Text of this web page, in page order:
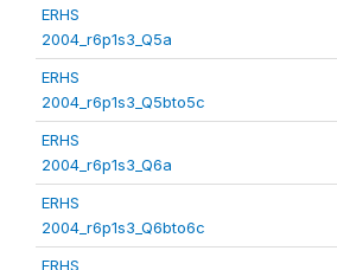
ERHS
2004_r6p1s3_Q5a
ERHS
2004_r6p1s3_Q5bto5c
ERHS
2004_r6p1s3_Q6a
ERHS
2004_r6p1s3_Q6bto6c
ERHS